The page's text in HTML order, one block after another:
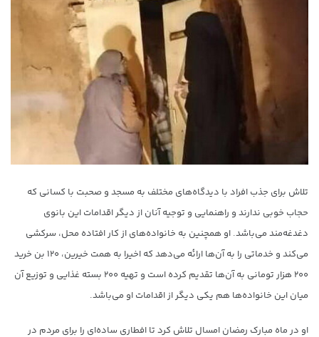
تلاش برای جذب افراد با دیدگاه‌های مختلف به مسجد و صحبت با کسانی که
حجاب خوبی ندارند و راهنمایی و توجیه آنان از دیگر اقدامات این بانوی
دغدغه‌مند می‌باشد. او همچنین به خانواده‌های از کار افتاده محل، سرکشی
می‌کند و خدماتی را به آن‌ها ارائه می‌دهد که اخیرا به همت خیرین، ۱۲۰ بن خرید
۲۰۰ هزار تومانی به آن‌ها تقدیم کرده است و تهیه ۲۰۰ بسته غذایی و توزیع آن
میان این خانواده‌ها هم یکی دیگر از اقدامات او می‌باشد.
او در ماه مبارک رمضان امسال تلاش کرد تا افطاری ساده‌ای را برای مردم در